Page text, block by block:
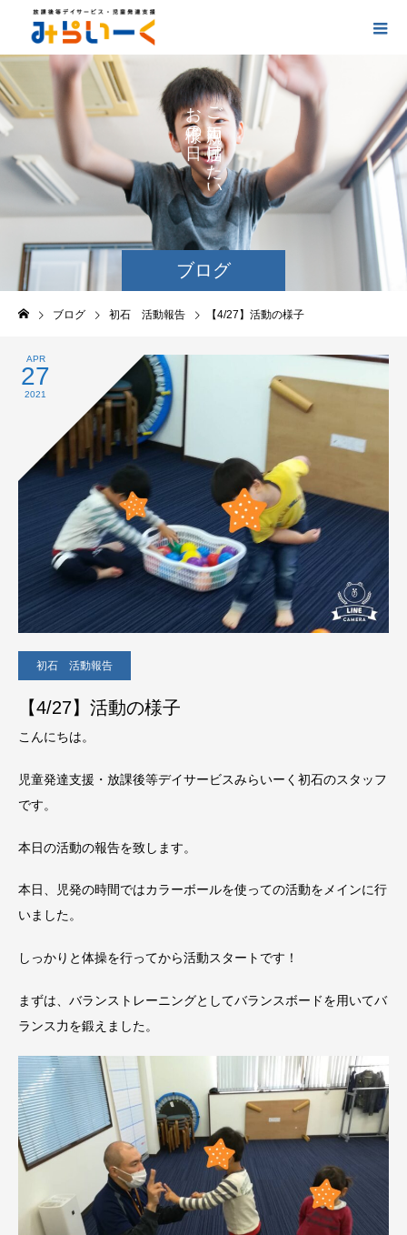
ブログ
ご
に
け
た
い
お
の
の
ブログ 初石 活動報告 【4/27】活動の様子
APR
27
2021
初石 活動報告
【4/27】活動の様子
こんにちは。
児童発達支援・放課後等デイサービスみらいーく初石のスタッフ
です。
本日の活動の報告を致します。
本日、児発の時間ではカラーボールを使っての活動をメインに行
いました。
しっかりと体操を行ってから活動スタートです！
まずは、バランストレーニングとしてバランスボードを用いてバ
ランス力を鍛えました。